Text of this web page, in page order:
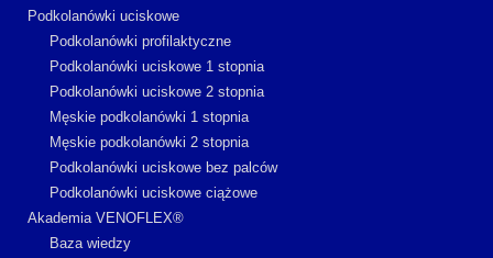
Podkolanówki uciskowe
Podkolanówki profilaktyczne
Podkolanówki uciskowe 1 stopnia
Podkolanówki uciskowe 2 stopnia
Męskie podkolanówki 1 stopnia
Męskie podkolanówki 2 stopnia
Podkolanówki uciskowe bez palców
Podkolanówki uciskowe ciążowe
Akademia VENOFLEX®
Baza wiedzy